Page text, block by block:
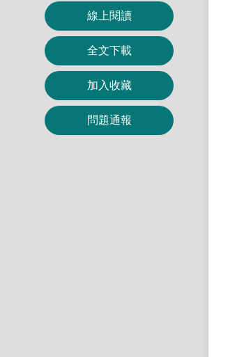
線上閱讀
全文下載
加入收藏
問題通報